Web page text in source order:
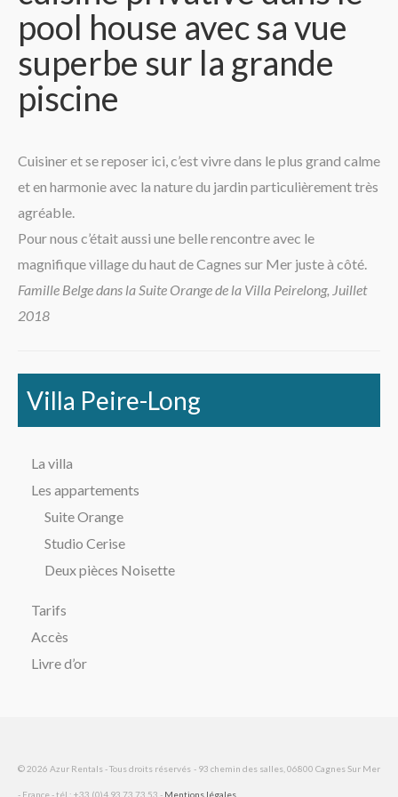
La région
pool house avec sa vue
superbe sur la grande
piscine
Cuisiner et se reposer ici, c’est vivre dans le plus grand calme
et en harmonie avec la nature du jardin particulièrement très
agréable.
Pour nous c’était aussi une belle rencontre avec le
magnifique village du haut de Cagnes sur Mer juste à côté.
Famille Belge dans la Suite Orange de la Villa Peirelong, Juillet
2018
Villa Peire-Long
La villa
Les appartements
Suite Orange
Studio Cerise
Deux pièces Noisette
Tarifs
Accès
Livre d’or
© 2026 Azur Rentals - Tous droits réservés - 93 chemin des salles, 06800 Cagnes Sur Mer
- France - tél : +33 (0)4 93 73 73 53 - Mentions légales